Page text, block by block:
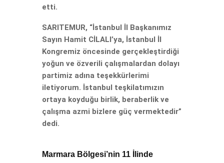
etti.
SARITEMUR, “İstanbul İl Başkanımız
Sayın Hamit CİLALI’ya, İstanbul İl
Kongremiz öncesinde gerçekleştirdiği
yoğun ve özverili çalışmalardan dolayı
partimiz adına teşekkürlerimi
iletiyorum. İstanbul teşkilatımızın
ortaya koyduğu birlik, beraberlik ve
çalışma azmi bizlere güç vermektedir”
dedi.
Marmara Bölgesi’nin 11 İlinde